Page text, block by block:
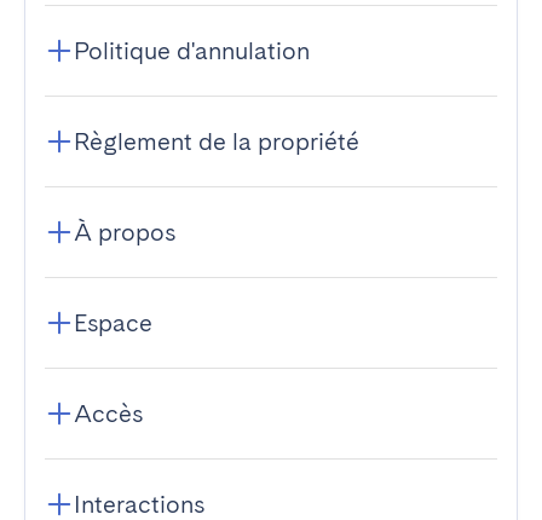
Politique d'annulation
Règlement de la propriété
À propos
Espace
Accès
Interactions